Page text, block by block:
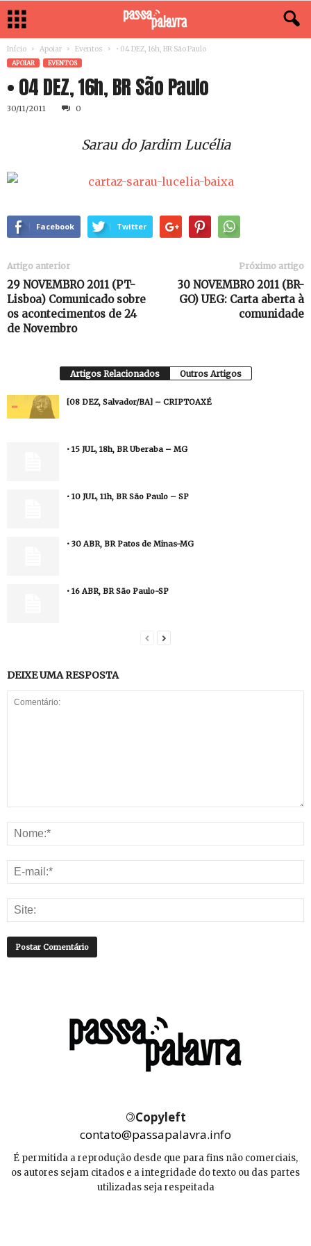
Início Apoiar Eventos • 04 DEZ, 16h, BR São Paulo
APOIAR EVENTOS
• 04 DEZ, 16h, BR São Paulo
30/11/2011 0
Sarau do Jardim Lucélia
Facebook Twitter
Artigo anterior
29 NOVEMBRO 2011 (PT-
Lisboa) Comunicado sobre
os acontecimentos de 24
de Novembro
Próximo artigo
30 NOVEMBRO 2011 (BR-
GO) UEG: Carta aberta à
comunidade
Artigos Relacionados Outros Artigos
[08 DEZ, Salvador/BA] – CRIPTOAXÉ
• 15 JUL, 18h, BR Uberaba – MG
• 10 JUL, 11h, BR São Paulo – SP
• 30 ABR, BR Patos de Minas-MG
• 16 ABR, BR São Paulo-SP
DEIXE UMA RESPOSTA
©Copyleft
contato@passapalavra.info
É permitida a reprodução desde que para fins não comerciais,
os autores sejam citados e a integridade do texto ou das partes
utilizadas seja respeitada